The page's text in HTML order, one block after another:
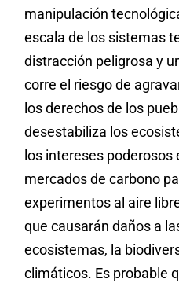
manipulación
escala de los sistemas
distracción peligrosa y
corre el riesgo de
los derechos de los
desestabiliza los
los intereses
mercados de carbono
experimentos al aire
que causarán daños a
ecosistemas, la
climáticos. Es probable